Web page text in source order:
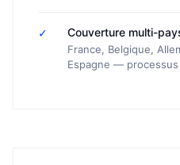
✓ Couverture multi-
France, Belgique,
Espagne —